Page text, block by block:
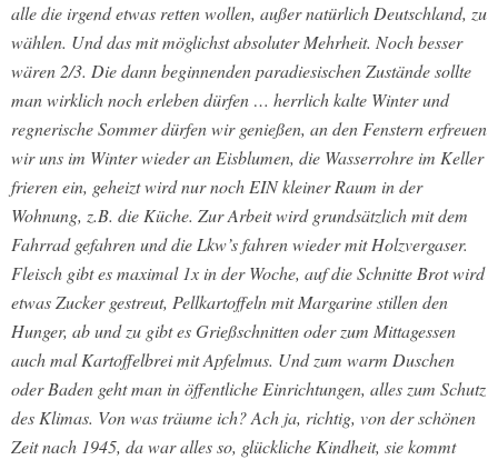
alle die irgend etwas retten wollen, außer natürlich Deutschland, zu
wählen. Und das mit möglichst absoluter Mehrheit. Noch besser
wären 2/3. Die dann beginnenden paradiesischen Zustände sollte
man wirklich noch erleben dürfen … herrlich kalte Winter und
regnerische Sommer dürfen wir genießen, an den Fenstern erfreuen
wir uns im Winter wieder an Eisblumen, die Wasserrohre im Keller
frieren ein, geheizt wird nur noch EIN kleiner Raum in der
Wohnung, z.B. die Küche. Zur Arbeit wird grundsätzlich mit dem
Fahrrad gefahren und die Lkw’s fahren wieder mit Holzvergaser.
Fleisch gibt es maximal 1x in der Woche, auf die Schnitte Brot wird
etwas Zucker gestreut, Pellkartoffeln mit Margarine stillen den
Hunger, ab und zu gibt es Grießschnitten oder zum Mittagessen
auch mal Kartoffelbrei mit Apfelmus. Und zum warm Duschen
oder Baden geht man in öffentliche Einrichtungen, alles zum Schutz
des Klimas. Von was träume ich? Ach ja, richtig, von der schönen
Zeit nach 1945, da war alles so, glückliche Kindheit, sie kommt